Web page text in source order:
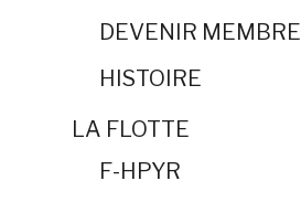
DEVENIR MEMBRE
HISTOIRE
LA FLOTTE
F-HPYR